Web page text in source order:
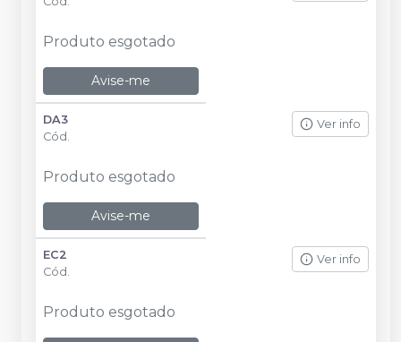
Produto esgotado
Avise-me
DA3
Cód.
Ver info
Produto esgotado
Avise-me
EC2
Cód.
Ver info
Produto esgotado